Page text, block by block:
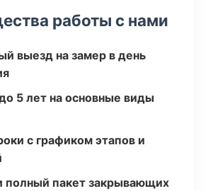
работы с нами
выезд на замер в день
5 лет на основные виды
с графиком этапов и
полный пакет закрывающих